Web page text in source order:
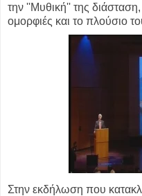
την ''Μυθική'' της
ομορφιές και το πλούσιο
Στην εκδήλωση που